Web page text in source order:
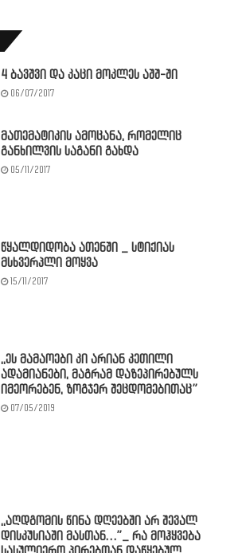
4 ბავშვი და კაცი მოკლეს აშშ-ში
06/07/2017
მათემატიკის ამოცანა, რომელიც
განხილვის საგანი გახდა
05/11/2017
წყალდიდობა ათენში _ სტიქიას
მსხვერპლი მოყვა
15/11/2017
,,ეს მამაოები კი არიან კეთილი
ადამიანები, მაგრამ დაზეპირებულს
იმეორებენ, ზოგჯერ შეცდომებითაც”
07/05/2019
,,აღდგომის წინა დღეებში არ შევალ
დისკუსიაში მასთან…”_ რა მოჰყვება